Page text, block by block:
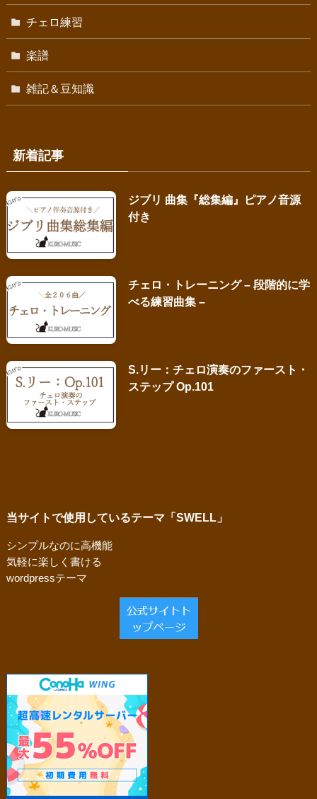
チェロ練習
楽譜
雑記＆豆知識
新着記事
ジブリ 曲集『総集編』ピアノ音源
付き
チェロ・トレーニング – 段階的に学
べる練習曲集 –
S.リー：チェロ演奏のファースト・
ステップ Op.101
当サイトで使用しているテーマ「SWELL」
シンプルなのに高機能